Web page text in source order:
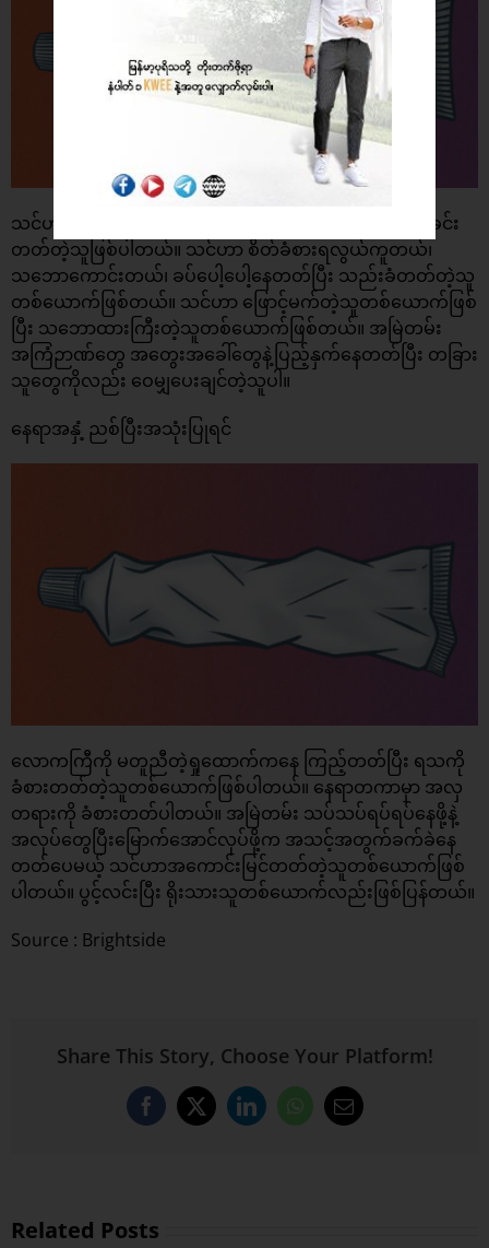
သင်ဟာ တစ်ယောက်ထဲနေရတာကို သဘောကျပြီး ဒရမ်မာခင်း
တတ်တဲ့သူဖြစ်ပါတယ်။ သင်ဟာ စိတ်ခံစားရလွယ်ကူတယ်၊
သဘောကောင်းတယ်၊ ခပ်ပေါ့ပေါ့နေတတ်ပြီး သည်းခံတတ်တဲ့သူ
တစ်ယောက်ဖြစ်တယ်။ သင်ဟာ ဖြောင့်မက်တဲ့သူတစ်ယောက်ဖြစ်
ပြီး သဘောထားကြီးတဲ့သူတစ်ယောက်ဖြစ်တယ်။ အမြဲတမ်း
အကြံဉာဏ်တွေ အတွေးအခေါ်တွေနဲ့ပြည့်နှက်နေတတ်ပြီး တခြား
သူတွေကိုလည်း ဝေမျှပေးချင်တဲ့သူပါ။
နေရာအနှံ့ ညစ်ပြီးအသုံးပြုရင်
လောကကြီကို မတူညီတဲ့ရှုထောက်ကနေ ကြည့်တတ်ပြီး ရသကို
ခံစားတတ်တဲ့သူတစ်ယောက်ဖြစ်ပါတယ်။ နေရာတကာမှာ အလှ
တရားကို ခံစားတတ်ပါတယ်။ အမြဲတမ်း သပ်သပ်ရပ်ရပ်နေဖို့နဲ့
အလုပ်တွေပြီးမြောက်အောင်လုပ်ဖို့က အသင့်အတွက်ခက်ခဲနေ
တတ်ပေမယ့် သင်ဟာအကောင်းမြင်တတ်တဲ့သူတစ်ယောက်ဖြစ်
ပါတယ်။ ပွင့်လင်းပြီး ရိုးသားသူတစ်ယောက်လည်းဖြစ်ပြန်တယ်။
Source : Brightside
Share This Story, Choose Your Platform!
Facebook
X LinkedInWhatsApp
Email
Related Posts